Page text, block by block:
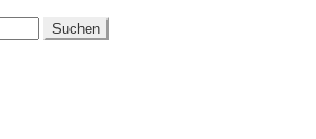
Suchen